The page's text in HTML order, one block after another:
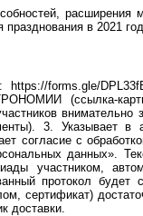
празднования в 2021
https://forms.gle/
(ссылка-
3. Указывает в
согласие с
данных».
участником,
протокол
сертификат)
доставки.